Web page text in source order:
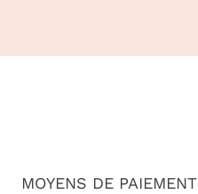
MOYENS DE PAIEMENT